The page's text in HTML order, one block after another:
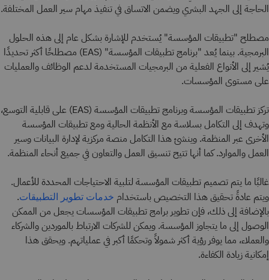
الحاجة إلى الجهد البشري ويضمن الاتساق في تنفيذ مهام سير العمل المختلفة.
مصطلح "تطبيقات المؤسسة" يُستخدم للإشارة بشكل عام إلى هذه الحلول
البرمجية. بينما يُعد "برنامج تطبيقات المؤسسة" (EAS) مصطلحًا أكثر تحديدًا
يُشير إلى الأنواع الفعلية من البرمجيات المستخدمة لدعم الوظائف والعمليات
على مستوى المؤسسات.
تركز تطبيقات المؤسسة وبرنامج تطبيقات المؤسسة (EAS) على قابلية التوسع،
وتهدف إلى التكامل بسلاسة مع الأنظمة الحالية ومع تطبيقات المؤسسة
الأخرى عبر المنظمة. وينشئ هذا التكامل منصة مركزية لإدارة البيانات وسير
العمل والموارد. كما أنها تتيح تنسيق العمل والتعاون في جميع أنحاء المنظمة.
غالبًا ما يتم تصميم تطبيقات المؤسسة لتلبية الاحتياجات المحددة للأعمال.
ويتم عادةً تحقيق هذا التخصيص باستخدام خدمات تطوير التطبيقات.
بالإضافة إلى ذلك، فإن تطوير برامج تطبيقات المؤسسات يجعل من الممكن
الوصول إلى ما يتجاوز المؤسسة. ويمكن للشركات الارتباط بالموردين والشركاء
والعملاء، مما يوفر رؤية أكثر شمولاً وتحكمًا أكبر في عملياتهم. ويحقق هذا
إمكانية زيادة الكفاءة.